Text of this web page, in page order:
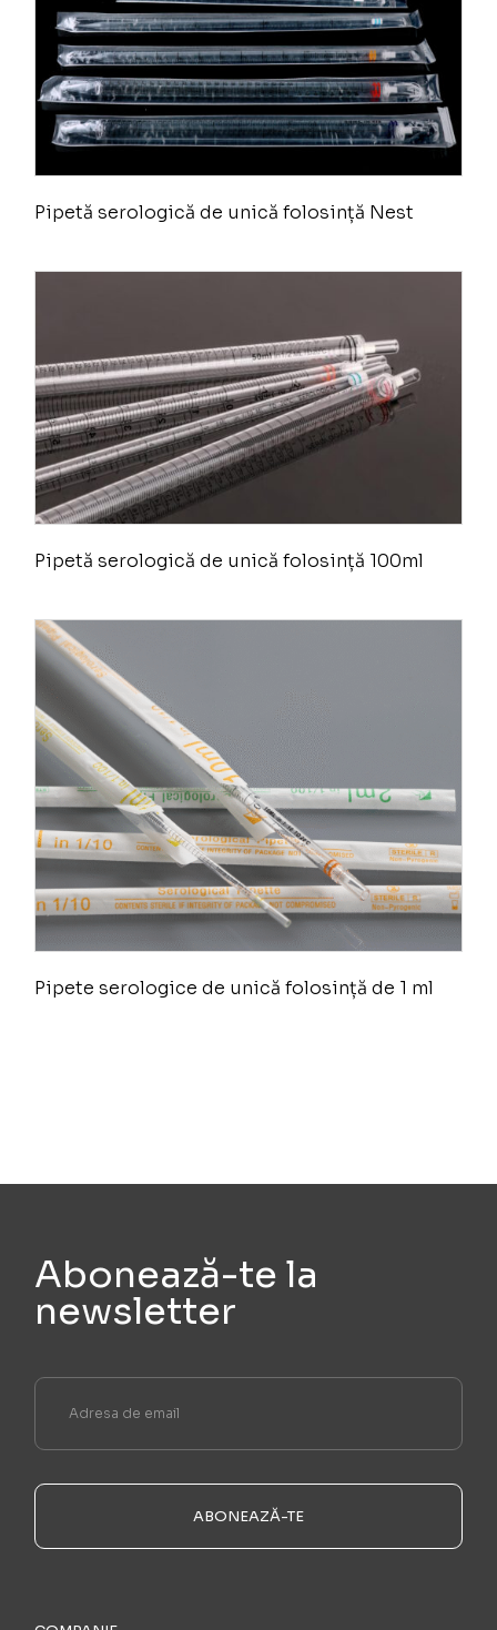
Pipetă serologică de unică folosință Nest
Pipetă serologică de unică folosință 100ml
Pipete serologice de unică folosință de 1 ml
Abonează-te la
newsletter
ABONEAZĂ-TE